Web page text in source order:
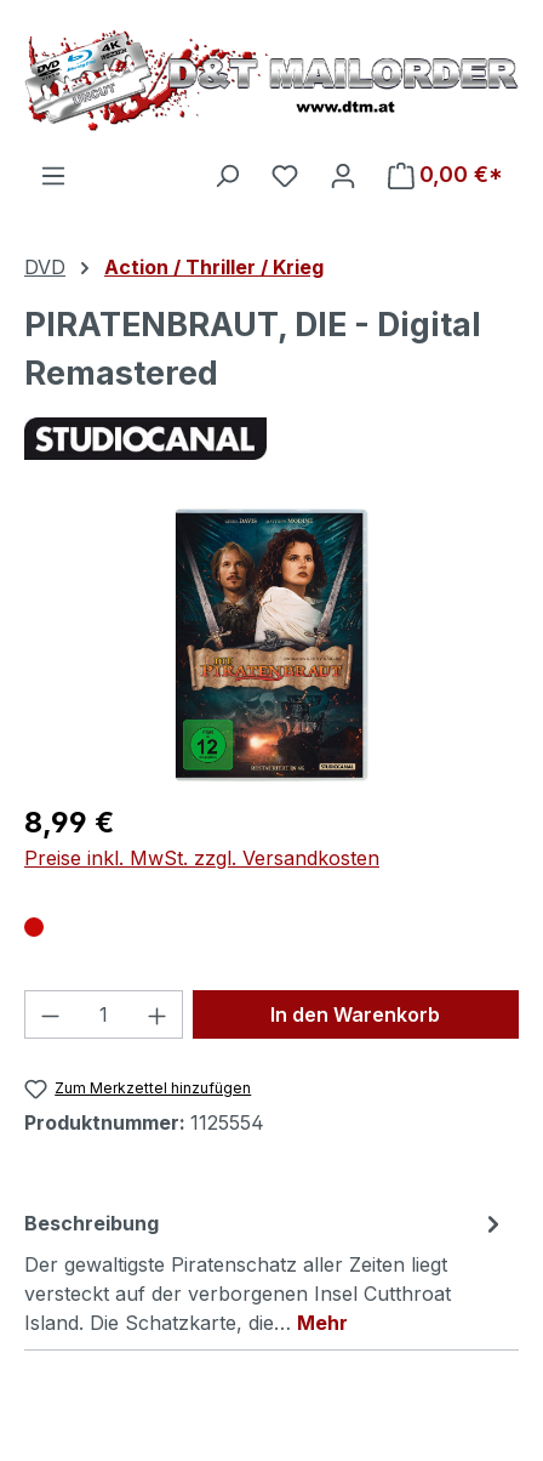
Zum Hauptinhalt springen
Du hast 0 Produkte auf
0,00 €*
DVD Action / Thriller / Krieg
PIRATENBRAUT, DIE - Digital
Remastered
Bildergalerie überspringen
Regulärer Preis:
8,99 €
Preise inkl. MwSt. zzgl. Versandkosten
Produkt Anzahl: Gib denIn den Warenkorb
Zum Merkzettel hinzufügen
Produktnummer: 1125554
Beschreibung
Der gewaltigste Piratenschatz aller Zeiten liegt
versteckt auf der verborgenen Insel Cutthroat
Island. Die Schatzkarte, die… Mehr